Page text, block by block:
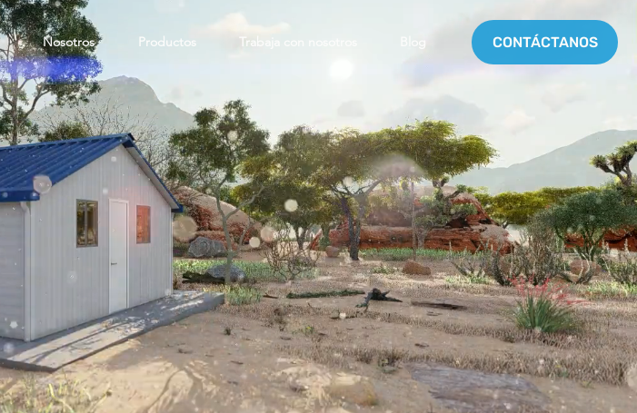
Nosotros Productos Trabaja con nosotros CONTÁCTANOS